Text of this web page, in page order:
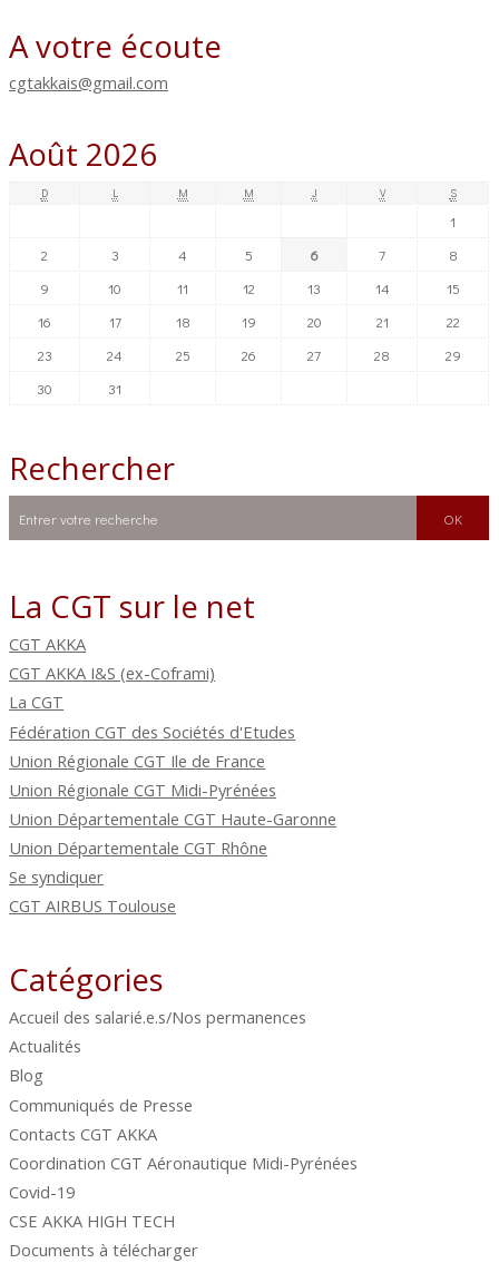
A votre écoute
cgtakkais@gmail.com
Août 2026
D L M M J V S
1
2
3 4 5 6 7
8
9
10 11 12 13 14
15
16
17 18 19 20 21
22
23
24 25 26 27 28
29
30
31
Rechercher
La CGT sur le net
CGT AKKA
CGT AKKA I&S (ex-Coframi)
La CGT
Fédération CGT des Sociétés d'Etudes
Union Régionale CGT Ile de France
Union Régionale CGT Midi-Pyrénées
Union Départementale CGT Haute-Garonne
Union Départementale CGT Rhône
Se syndiquer
CGT AIRBUS Toulouse
Catégories
Accueil des salarié.e.s/Nos permanences
Actualités
Blog
Communiqués de Presse
Contacts CGT AKKA
Coordination CGT Aéronautique Midi-Pyrénées
Covid-19
CSE AKKA HIGH TECH
Documents à télécharger